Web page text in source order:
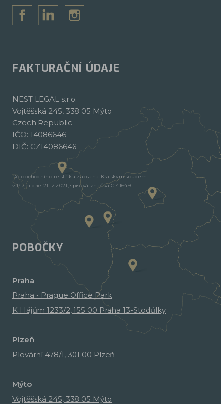
FAKTURAČNÍ ÚDAJE
NEST LEGAL s.r.o.
Vojtěšská 245, 338 05 Mýto
Czech Republic
IČO: 14086646
DIČ: CZ14086646
Do obchodního rejstříku zapsaná Krajským soudem
v Plzni dne 21.12.2021, spisová značka C 41649.
POBOČKY
Praha
Praha - Prague Office Park
K Hájům 1233/2, 155 00 Praha 13-Stodůlky
Plzeň
Plovární 478/1, 301 00 Plzeň
Mýto
Vojtěšská 245, 338 05 Mýto